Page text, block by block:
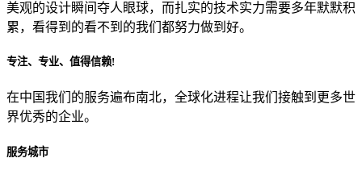
目前主要的营销渠道是？
美观的设计瞬间夺人眼球，而扎实的技术实力需要多年默默积
累，看得到的看不到的我们都努力做到好。
专注、专业、值得信赖!
在中国我们的服务遍布南北，全球化进程让我们接触到更多世
界优秀的企业。
服务城市